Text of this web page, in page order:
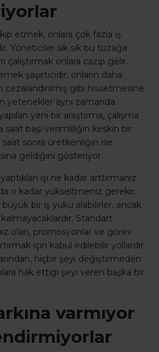
etmek, onlara çok fazla iş
Yöneticiler sık sık bu tuzağa
onlara cazip gelir.
şaşırtıcıdır; onların daha
gibi hissetmesine
yetenekler aynı zamanda
yeni bir araştırma, çalışma
saat başı verimliliğin keskin bir
sonra üretkenliğin ise
geldiğini gösteriyor.
işi ne kadar arttırmanız
o kadar yükseltmeniz gerekir.
büyük bir iş yükü alabilirler, ancak
Standart
olan, promosyonlar ve görev
için kabul edilebilir yollardır.
hiçbir şeyi değiştirmeden
hak ettiği şeyi veren başka bir
varmıyor